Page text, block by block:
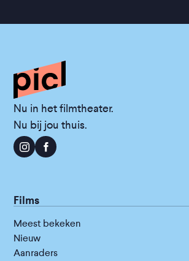
Nu in het filmtheater.
Nu bij jou thuis.
Films
Meest bekeken
Nieuw
Aanraders